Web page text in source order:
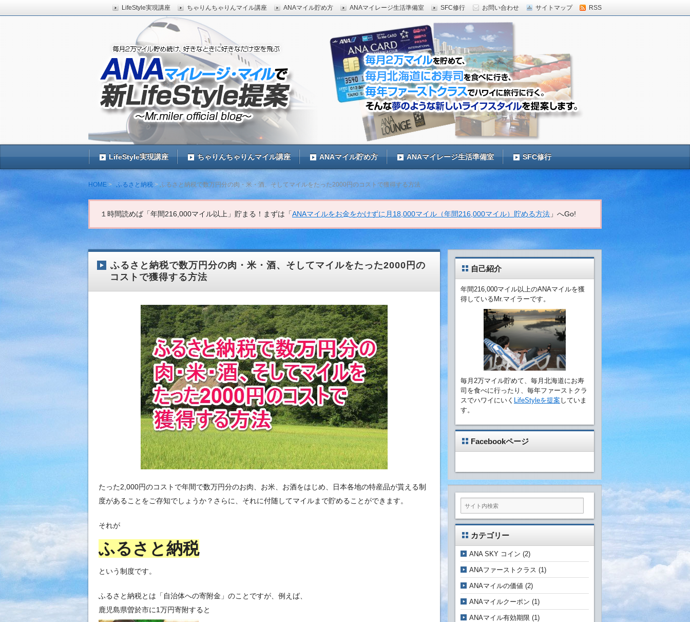
お問い合わせ サイトマップ RSS
LifeStyle実現講座 ちゃりんちゃりんマイル講座 ANAマイル貯め方 ANAマイレージ生活準備室 SFC修行
ANAマイレージ・マイルで新LifeStyle提案
ANAマイレージを年間最低216,000マイル獲得するMr.マイラーのブログ。毎年ファーストク
ラスで海外旅行に行きたい人、毎月、国内旅行したい人必見。
LifeStyle実現講座 ちゃりんちゃりんマイル講座 ANAマイル貯め方 ANAマイレージ生活準備室 SFC修行
HOME ふるさと納税 ふるさと納税で数万円分の肉・米・酒、そしてマイルをたった2000円のコストで獲得する方法
１時間読めば「年間216,000マイル以上」貯まる！まずは「ANAマイルをお金をかけずに月18,000マイル（年間216,000マイル）貯める方法 」へGo!
ふるさと納税で数万円分の肉・米・酒、そしてマイルをたった2000円の
コストで獲得する方法
たった2,000円のコストで年間で数万円分のお肉、お米、お酒をはじめ、日本各地の特産品が貰える制
度があることをご存知でしょうか？さらに、それに付随してマイルまで貯めることができます。
それが
ふるさと納税
という制度です。
ふるさと納税とは「自治体への寄附金」のことですが、例えば、
鹿児島県曽於市に1万円寄附すると
自己紹介
年間216,000マイル以上のANAマイルを獲
得しているMr.マイラーです。
毎月2万マイル貯めて、毎月北海道にお寿
司を食べに行ったり、毎年ファーストクラ
スでハワイにいく LifeStyleを提案していま
す。
Facebookページ
カテゴリー
ANA SKY コイン (2)
ANAファーストクラス (1)
ANAマイルの価値 (2)
ANAマイルクーポン (1)
ANAマイル有効期限 (1)